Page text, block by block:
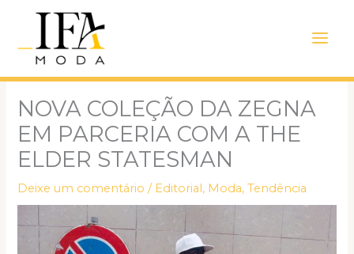
conteúdo
Menu
NOVA COLEÇÃO DA ZEGNA
EM PARCERIA COM A THE
ELDER STATESMAN
Deixe um comentário / Editorial, Moda,Tendência